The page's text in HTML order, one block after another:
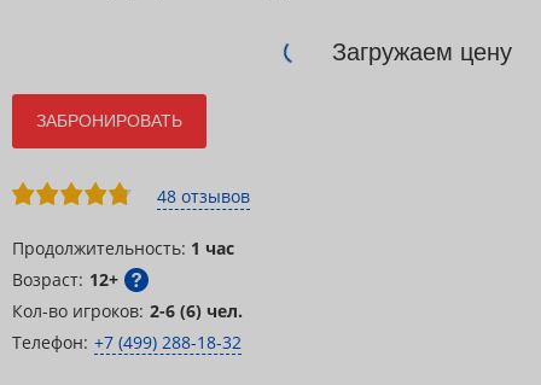
Загружаем цену
48 отзывов
Продолжительность: 1 час
Возраст: 12+
Кол-во игроков: 2-6 (6) чел.
Телефон: +7 (499) 288-18-32
ЗАБРОНИРОВАТЬ